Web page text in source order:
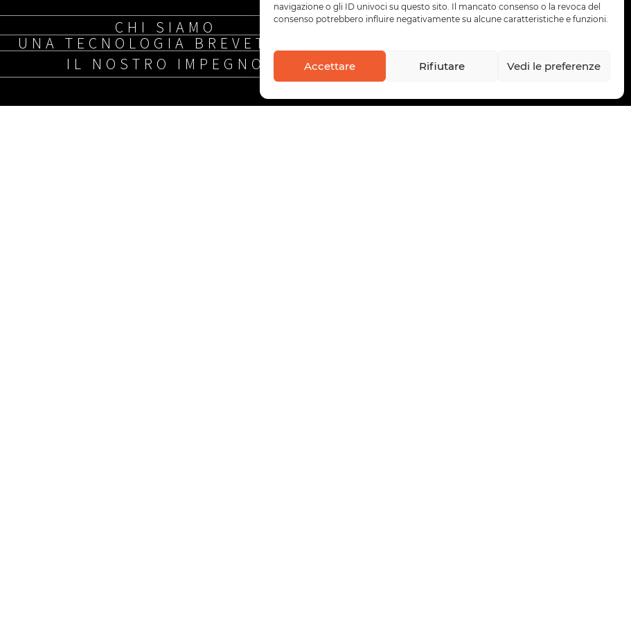
navigazione o gli ID univoci su questo sito. Il mancato consenso o la revoca del
consenso potrebbero influire negativamente su alcune caratteristiche e funzioni.
Accettare Rifiutare Vedi le preferenze
CHI SIAMO
UNA TECNOLOGIA BREVETTATA
IL NOSTRO IMPEGNO